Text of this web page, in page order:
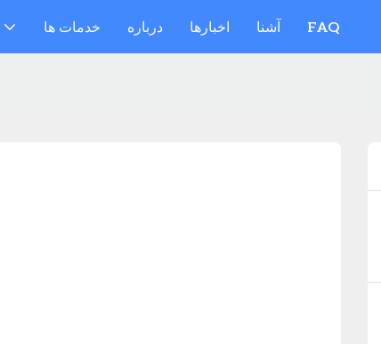
خدمات ها درباره اخبارها آشنا FAQ